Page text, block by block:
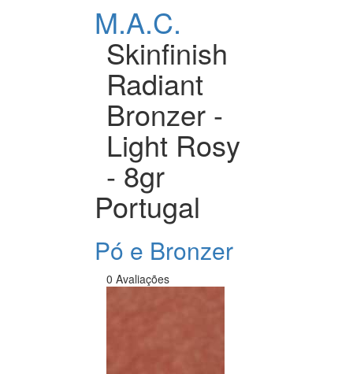
M.A.C.
Skinfinish
Radiant
Bronzer -
Light Rosy
- 8gr
Portugal
Pó e Bronzer
0 Avaliações